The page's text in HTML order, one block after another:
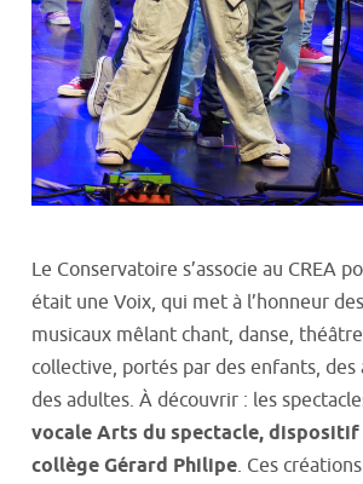
Le Conservatoire s’associe au CREA
était une Voix, qui met à l’honneur
musicaux mêlant chant, danse,
collective, portés par des enfants, des
des adultes. À découvrir : les
vocale Arts du spectacle,
collège Gérard Philipe. Ces